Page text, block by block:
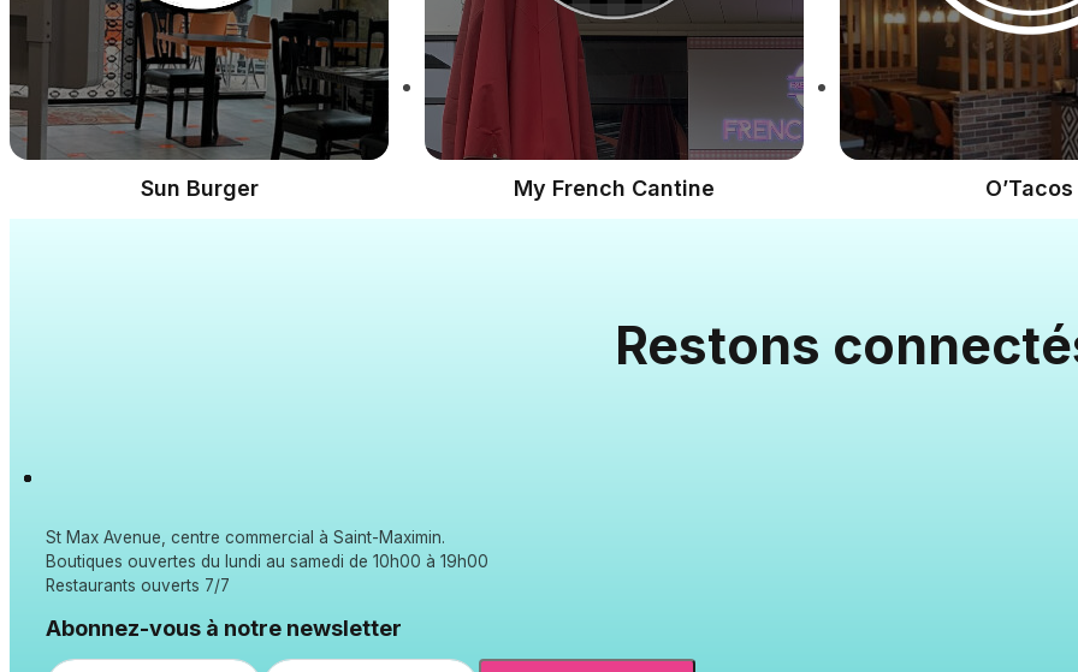
Sun Burger My French Cantine O’Tacos
Restons
St Max Avenue, centre commercial à Saint-Maximin.
Boutiques ouvertes du lundi au samedi de 10h00 à 19h00
Restaurants ouverts 7/7
Abonnez-vous à notre newsletter